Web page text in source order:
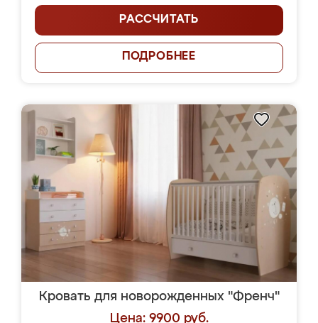
РАССЧИТАТЬ
ПОДРОБНЕЕ
Кровать для новорожденных "Френч"
Цена: 9900 руб.